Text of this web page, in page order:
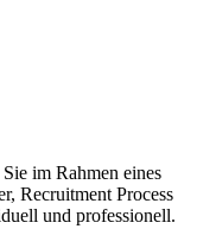
im Rahmen eines
Recruitment Process
und professionell.